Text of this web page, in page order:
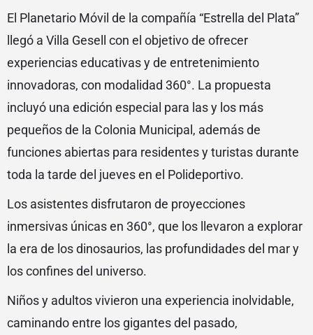
El Planetario Móvil de la compañía “Estrella del Plata”
llegó a Villa Gesell con el objetivo de ofrecer
experiencias educativas y de entretenimiento
innovadoras, con modalidad 360°. La propuesta
incluyó una edición especial para las y los más
pequeños de la Colonia Municipal, además de
funciones abiertas para residentes y turistas durante
toda la tarde del jueves en el Polideportivo.
Los asistentes disfrutaron de proyecciones
inmersivas únicas en 360°, que los llevaron a explorar
la era de los dinosaurios, las profundidades del mar y
los confines del universo.
Niños y adultos vivieron una experiencia inolvidable,
caminando entre los gigantes del pasado,